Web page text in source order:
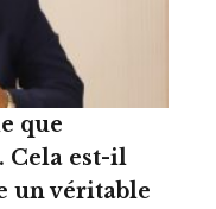
que
Cela est-il
un véritable